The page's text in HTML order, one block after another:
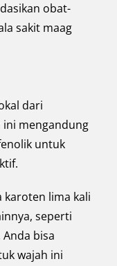
obat-
sakit maag
dari
ini mengandung
untuk
karoten lima kali
seperti
bisa
wajah ini